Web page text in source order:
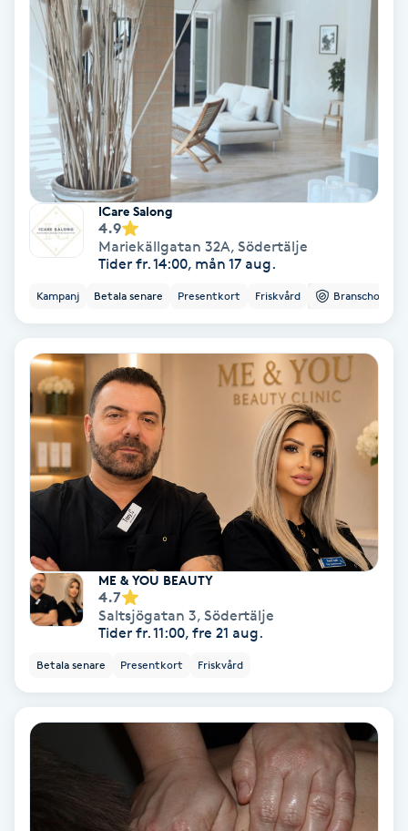
Läpptatuering
Makeup
Manikyr & Pedikyr
Massage
Meditation
Medium
Megavolymfransar
Mesoterapi
Microshading
Mixfransar
Nagelförlängning
ICare Salong
4.9
Mariekällgatan 32A, Södertälje
Tider fr. 14:00, mån 17 aug.
Kampanj Betala senare Presentkort Friskvård Branschorg.
ME & YOU BEAUTY
4.7
Saltsjögatan 3, Södertälje
Tider fr. 11:00, fre 21 aug.
Betala senare Presentkort Friskvård